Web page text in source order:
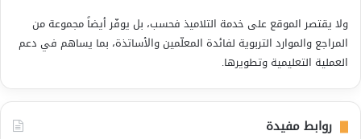
ولا يقتصر الموقع على خدمة التلاميذ فحسب، بل يوفّر أيضاً مجموعة من
المراجع والموارد التربوية لفائدة المعلّمين والأساتذة، بما يساهم في دعم
العملية التعليمية وتطويرها.
روابط مفيدة